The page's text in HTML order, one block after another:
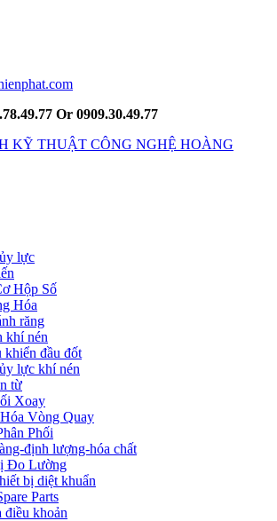
Or 0909.30.49.77
lực
Hộp Số
Hóa
răng
khí nén
khiển đầu đốt
lực khí nén
từ
Xoay
Vòng Quay
Phối
định lượng-hóa chất
Đo Lường
bị diệt khuẩn
Parts
điều khoản